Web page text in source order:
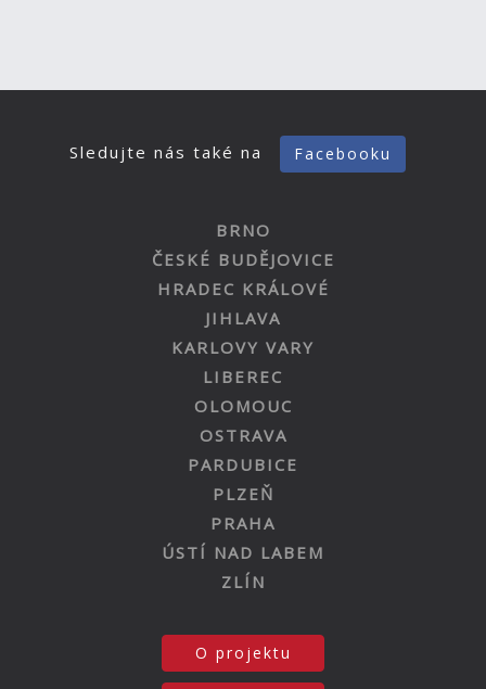
Sledujte nás také na Facebooku
BRNO
ČESKÉ BUDĚJOVICE
HRADEC KRÁLOVÉ
JIHLAVA
KARLOVY VARY
LIBEREC
OLOMOUC
OSTRAVA
PARDUBICE
PLZEŇ
PRAHA
ÚSTÍ NAD LABEM
ZLÍN
O projektu